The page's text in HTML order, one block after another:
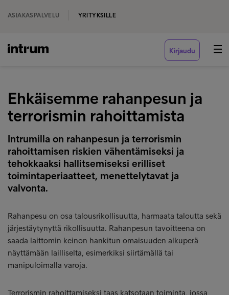
ASIAKASPALVELU YRITYKSILLE
Kirjaudu
Ehkäisemme rahanpesun ja
terrorismin rahoittamista
Intrumilla on rahanpesun ja terrorismin
rahoittamisen riskien vähentämiseksi ja
tehokkaaksi hallitsemiseksi erilliset
toimintaperiaatteet, menettelytavat ja
valvonta.
Rahanpesu on osa talousrikollisuutta, harmaata taloutta sekä
järjestäytynyttä rikollisuutta. Rahanpesun tavoitteena on
saada laittomin keinon hankitun omaisuuden alkuperä
näyttämään lailliselta, esimerkiksi siirtämällä tai
manipuloimalla varoja.
Terrorismin rahoittamiseksi taas katsotaan toiminta, jossa